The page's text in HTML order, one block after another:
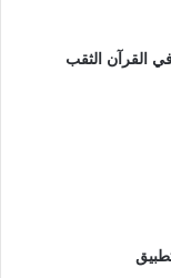
القرآن الثقب